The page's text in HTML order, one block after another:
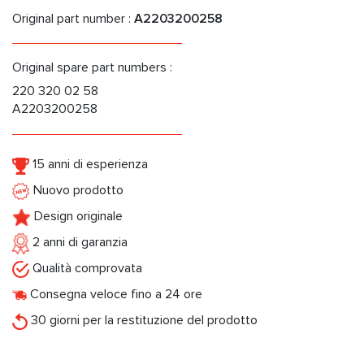
Original part number : A2203200258
Original spare part numbers :
220 320 02 58
A2203200258
15 anni di esperienza
Nuovo prodotto
Design originale
2 anni di garanzia
Qualità comprovata
Consegna veloce fino a 24 ore
30 giorni per la restituzione del prodotto